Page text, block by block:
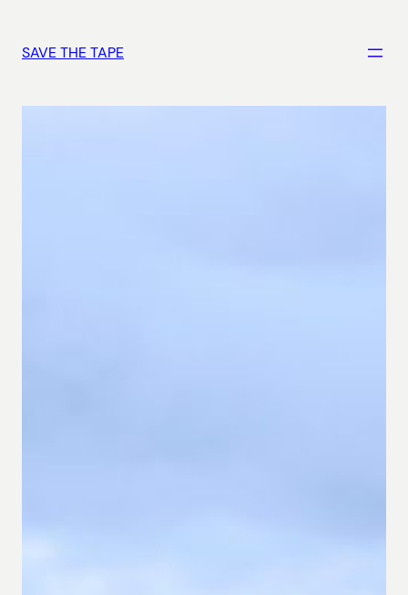
contenuto
SAVE THE TAPE